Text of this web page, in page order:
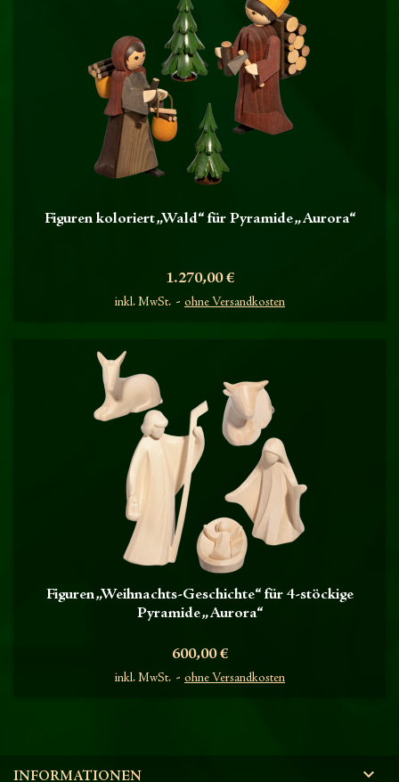
Figuren koloriert „Wald“ für Pyramide „Aurora“
Preis
1.270,00 €
inkl. MwSt. ohne Versandkosten
Figuren „Weihnachts-Geschichte“ für 4-stöckige
Pyramide „Aurora“
Preis
600,00 €
inkl. MwSt. ohne Versandkosten
INFORMATIONEN 